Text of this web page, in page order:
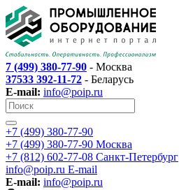
7 (499) 380-77-90 - Москва
37533 392-11-72 - Беларусь
E-mail: info@poip.ru
+7 (499) 380-77-90
+7 (499) 380-77-90 Москва
+7 (812) 602-77-08 Санкт-Петербург
info@poip.ru E-mail
E-mail: info@poip.ru